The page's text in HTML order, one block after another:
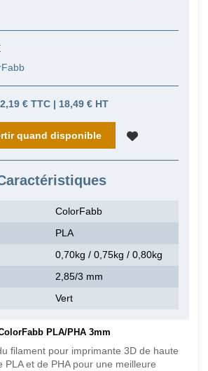
€ TTC | 18,49 € HT
quand disponible
ColorFabb
PLA
0,70kg / 0,75kg / 0,80kg
2,85/3 mm
Vert
PLA/PHA 3mm
filament pour imprimante 3D de haute
PLA et de PHA pour une meilleure